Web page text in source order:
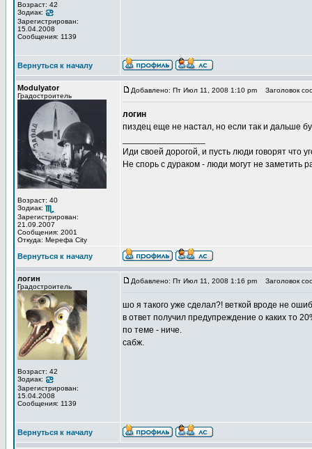
Возраст: 42
Зодиак:
Зарегистрирован:
15.04.2008
Сообщения: 1139
Вернуться к началу
Modulyator
Градостроитель
Возраст: 40
Зодиак:
Зарегистрирован:
21.09.2007
Сообщения: 2001
Откуда: Мерефа City
Добавлено: Пт Июл 11, 2008 1:10 pm Заголовок
логин
пиздец еще не настал, но если так и дальше
Иди своей дорогой, и пусть люди говорят что
Не спорь с дураком - люди могут не
Вернуться к началу
логин
Градостроитель
Возраст: 42
Зодиак:
Зарегистрирован:
15.04.2008
Сообщения: 1139
Добавлено: Пт Июл 11, 2008 1:16 pm Заголовок
шо я такого уже сделал?! веткой вроде не
в ответ получил предупреждение о каких то
по теме - ниче.
сабж.
Вернуться к началу